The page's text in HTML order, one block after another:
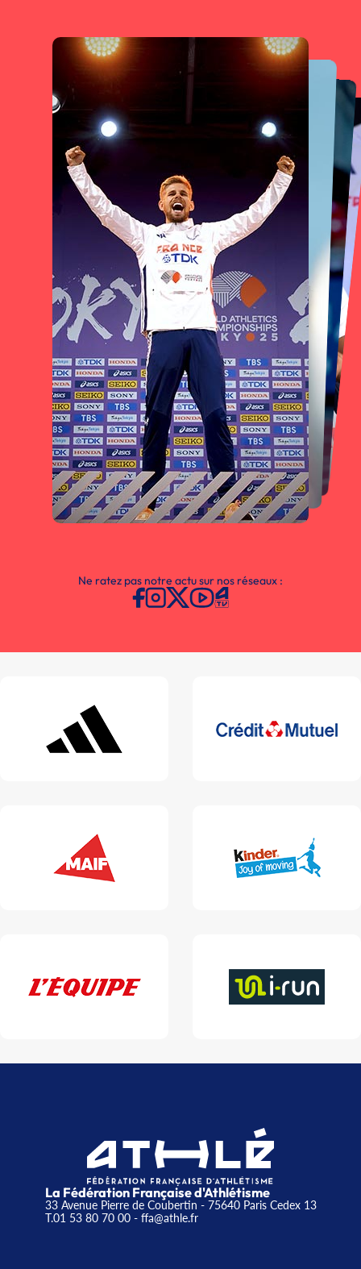
Ne ratez pas notre actu sur nos réseaux :
La Fédération Française d'Athlétisme
33 Avenue Pierre de Coubertin - 75640 Paris Cedex 13
T.01 53 80 70 00- ffa@athle.fr